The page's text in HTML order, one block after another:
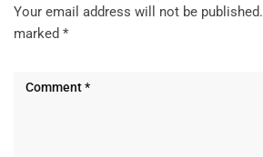
Your email address will not be published.
marked *